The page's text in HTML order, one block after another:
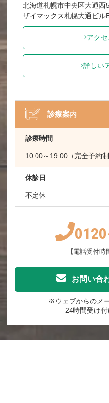
北海道札幌市中央区大通西
ザイマックス札幌大通ビル
アクセ
詳しい
診療案内
診療時間
10:00～19:00（完全予約制
休診日
不定休
【電話受付
お問い合
※ウェブからのメ
24時間受け付